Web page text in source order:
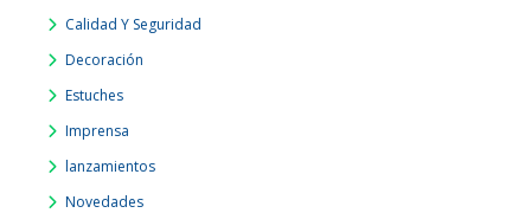
Calidad Y Seguridad
Decoración
Estuches
Imprensa
lanzamientos
Novedades